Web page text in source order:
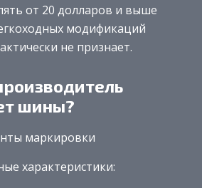
от 20 долларов и выше
модификаций
не признает.
шины?
маркировки
характеристики: